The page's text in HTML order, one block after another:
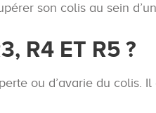
son colis au sein
R4 ET R5 ?
ou d’avarie du colis.